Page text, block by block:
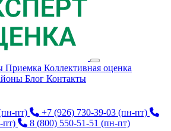
Приемка Коллективная оценка
Блог Контакты
пт) +7 (926) 730-39-03 (пн-пт)
пт) 8 (800) 550-51-51 (пн-пт)